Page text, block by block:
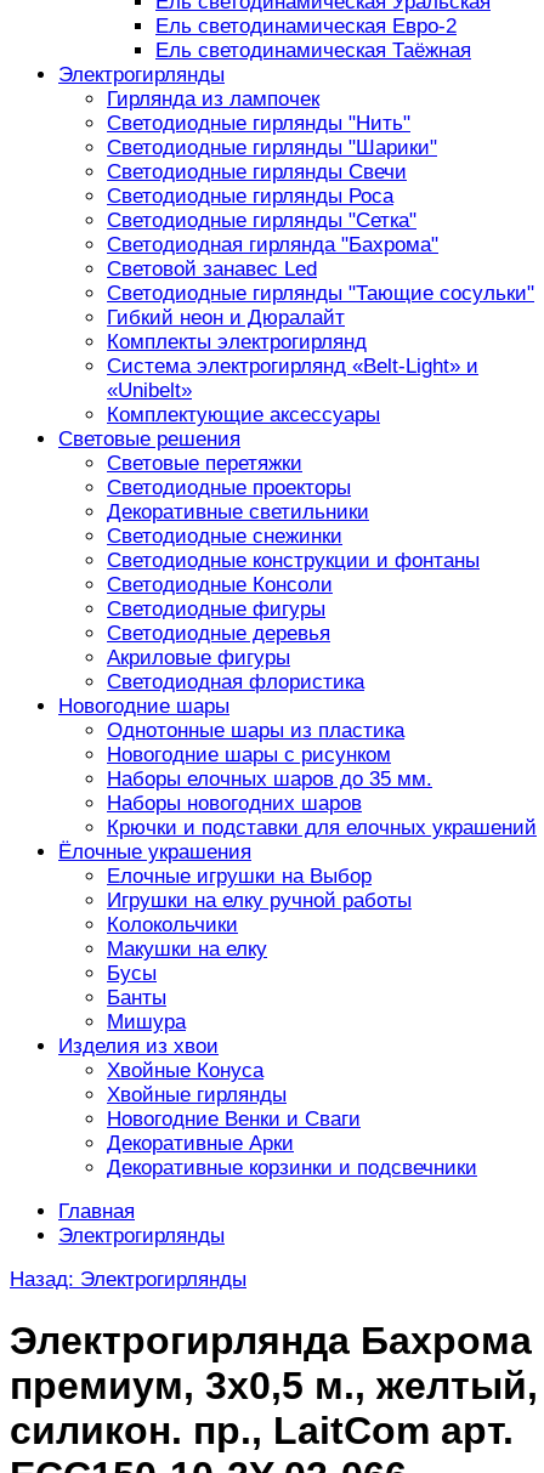
Ель светодинамическая Евро-2
Ель светодинамическая Таёжная
Электрогирлянды
Гирлянда из лампочек
Светодиодные гирлянды "Нить"
Светодиодные гирлянды "Шарики"
Светодиодные гирлянды Свечи
Светодиодные гирлянды Роса
Светодиодные гирлянды "Сетка"
Светодиодная гирлянда "Бахрома"
Световой занавес Led
Светодиодные гирлянды "Тающие сосульки"
Гибкий неон и Дюралайт
Комплекты электрогирлянд
Система электрогирлянд «Belt-Light» и
«Unibelt»
Комплектующие аксессуары
Световые решения
Световые перетяжки
Светодиодные проекторы
Декоративные светильники
Светодиодные снежинки
Светодиодные конструкции и фонтаны
Светодиодные Консоли
Светодиодные фигуры
Светодиодные деревья
Акриловые фигуры
Светодиодная флористика
Новогодние шары
Однотонные шары из пластика
Новогодние шары с рисунком
Наборы елочных шаров до 35 мм.
Наборы новогодних шаров
Крючки и подставки для елочных украшений
Ёлочные украшения
Елочные игрушки на Выбор
Игрушки на елку ручной работы
Колокольчики
Макушки на елку
Бусы
Банты
Мишура
Изделия из хвои
Хвойные Конуса
Хвойные гирлянды
Новогодние Венки и Сваги
Декоративные Арки
Декоративные корзинки и подсвечники
Главная
Электрогирлянды
Назад: Электрогирлянды
Электрогирлянда Бахрома
премиум, 3х0,5 м., желтый,
силикон. пр., LaitCom арт.